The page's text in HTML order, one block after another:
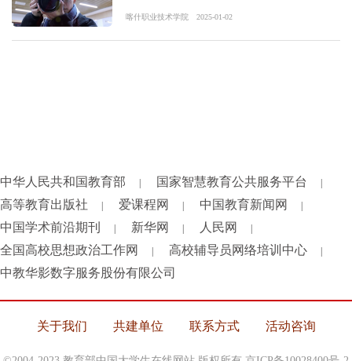
喀什职业技术学院 2025-01-02
中华人民共和国教育部 国家智慧教育公共服务平台
高等教育出版社 爱课程网 中国教育新闻网
中国学术前沿期刊 新华网 人民网
全国高校思想政治工作网 高校辅导员网络培训中心
中教华影数字服务股份有限公司
关于我们 共建单位 联系方式 活动咨询